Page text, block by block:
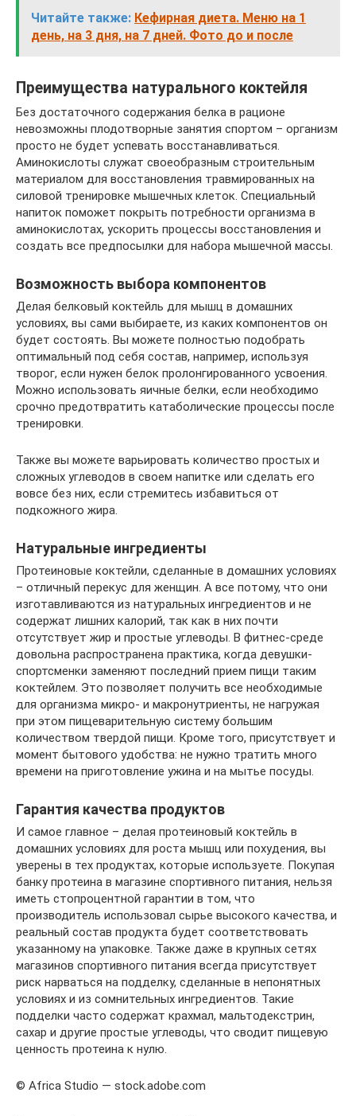
Читайте также: Кефирная диета. Меню на 1
день, на 3 дня, на 7 дней. Фото до и после
Преимущества натурального коктейля
Без достаточного содержания белка в рационе
невозможны плодотворные занятия спортом – организм
просто не будет успевать восстанавливаться.
Аминокислоты служат своеобразным строительным
материалом для восстановления травмированных на
силовой тренировке мышечных клеток. Специальный
напиток поможет покрыть потребности организма в
аминокислотах, ускорить процессы восстановления и
создать все предпосылки для набора мышечной массы.
Возможность выбора компонентов
Делая белковый коктейль для мышц в домашних
условиях, вы сами выбираете, из каких компонентов он
будет состоять. Вы можете полностью подобрать
оптимальный под себя состав, например, используя
творог, если нужен белок пролонгированного усвоения.
Можно использовать яичные белки, если необходимо
срочно предотвратить катаболические процессы после
тренировки.
Также вы можете варьировать количество простых и
сложных углеводов в своем напитке или сделать его
вовсе без них, если стремитесь избавиться от
подкожного жира.
Натуральные ингредиенты
Протеиновые коктейли, сделанные в домашних условиях
– отличный перекус для женщин. А все потому, что они
изготавливаются из натуральных ингредиентов и не
содержат лишних калорий, так как в них почти
отсутствует жир и простые углеводы. В фитнес-среде
довольна распространена практика, когда девушки-
спортсменки заменяют последний прием пищи таким
коктейлем. Это позволяет получить все необходимые
для организма микро- и макронутриенты, не нагружая
при этом пищеварительную систему большим
количеством твердой пищи. Кроме того, присутствует и
момент бытового удобства: не нужно тратить много
времени на приготовление ужина и на мытье посуды.
Гарантия качества продуктов
И самое главное – делая протеиновый коктейль в
домашних условиях для роста мышц или похудения, вы
уверены в тех продуктах, которые используете. Покупая
банку протеина в магазине спортивного питания, нельзя
иметь стопроцентной гарантии в том, что
производитель использовал сырье высокого качества, и
реальный состав продукта будет соответствовать
указанному на упаковке. Также даже в крупных сетях
магазинов спортивного питания всегда присутствует
риск нарваться на подделку, сделанные в непонятных
условиях и из сомнительных ингредиентов. Такие
подделки часто содержат крахмал, мальтодекстрин,
сахар и другие простые углеводы, что сводит пищевую
ценность протеина к нулю.
© Africa Studio — stock.adobe.com